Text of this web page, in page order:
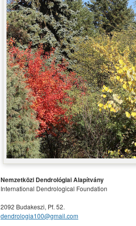
Nemzetközi Dendrológiai Alapítvány
International Dendrological Foundation
2092 Budakeszi, Pf. 52.
dendrologia100@gmail.com